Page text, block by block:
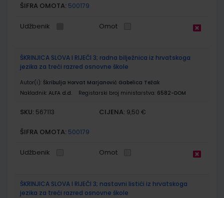
ŠIFRA OMOTA: 500179
Udžbenik Omot
ŠKRINJICA SLOVA I RIJEČI 3; radna bilježnica iz hrvatskoga
jezika za treći razred osnovne škole
Autor(i): Škribulja Horvat Marjanović Gabelica Težak
Nakladnik: ALFA d.d. Registarski broj ministarstva: 6582-DOM
SKU: 567113 CIJENA: 9,50 €
ŠIFRA OMOTA: 500179
Udžbenik Omot
ŠKRINJICA SLOVA I RIJEČI 3; nastavni listići iz hrvatskoga
jezika za treći razred osnovne škole